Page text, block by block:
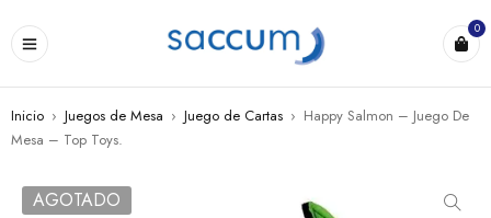
0
Inicio › Juegos de Mesa › Juego de Cartas › Happy Salmon – Juego De
Mesa – Top Toys.
AGOTADO